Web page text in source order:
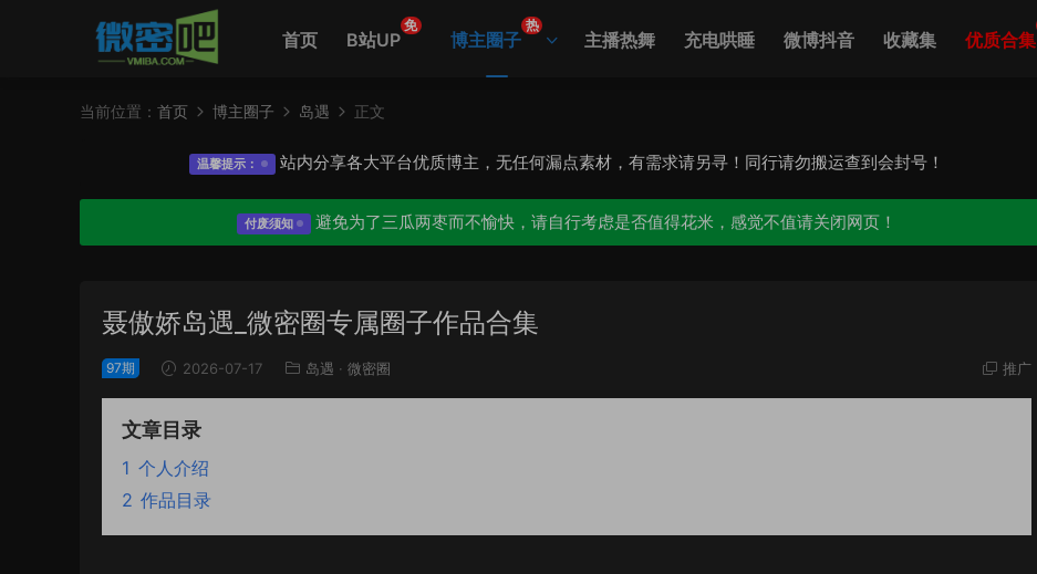
首页 B站UP
免
博主圈子
热
主播热舞 充电哄睡 微博抖音 收藏集 优质合集
当前位置： 首页 博主圈子 岛遇 正文
温馨提示： 站内分享各大平台优质博主，无任何漏点素材，有需求请另寻！同行请勿搬运查到会封号！
付废须知 避免为了三瓜两枣而不愉快，请自行考虑是否值得花米，感觉不值请关闭网页！
聂傲娇岛遇_微密圈专属圈子作品合集
97期 2026-07-17 岛遇 · 微密圈 推广
文章目录
1 个人介绍
2 作品目录